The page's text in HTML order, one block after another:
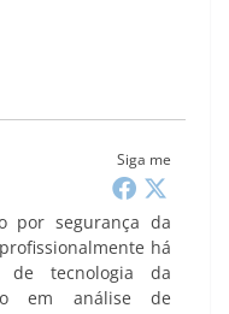
Siga me
por segurança da
há
tecnologia da
em análise de